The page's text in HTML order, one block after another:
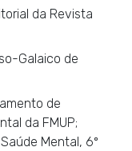
da Revista
Galaico de
de
da FMUP;
Mental, 6º